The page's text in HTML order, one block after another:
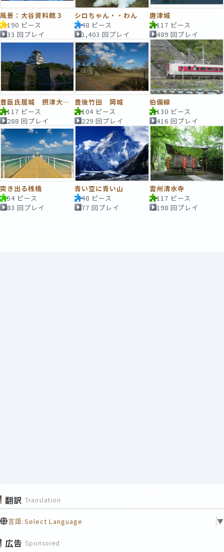
風景：大谷資料館３
190 ピース
33 回プレイ
シロちゃん・・わん
48 ピース
1,403 回プレイ
唐津城
117 ピース
489 回プレイ
豊臣氏居城 摂津大阪城
117 ピース
288 回プレイ
豊後竹田 岡城
104 ピース
229 回プレイ
伯備線
130 ピース
416 回プレイ
突き出る桟橋
54 ピース
83 回プレイ
青い空に青い山
48 ピース
77 回プレイ
雲州清水寺
117 ピース
198 回プレイ
翻訳 Translation
言語:Select Language ▼
広告 Sponsored